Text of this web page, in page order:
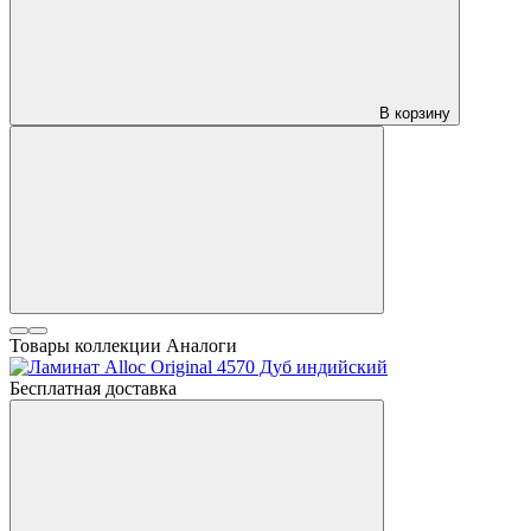
В корзину
Товары коллекции Аналоги
Бесплатная доставка